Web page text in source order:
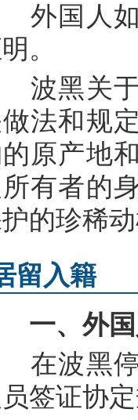
国人如
。
黑关于
法和规
原产地
有者的
的珍稀
留入籍
一、外
波黑停
员签证协